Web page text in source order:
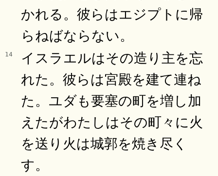
かれる。彼らはエジプトに帰
らねばならない。
14
イスラエルはその造り主を忘
れた。彼らは宮殿を建て連ね
た。ユダも要塞の町を増し加
えたがわたしはその町々に火
を送り火は城郭を焼き尽く
す。